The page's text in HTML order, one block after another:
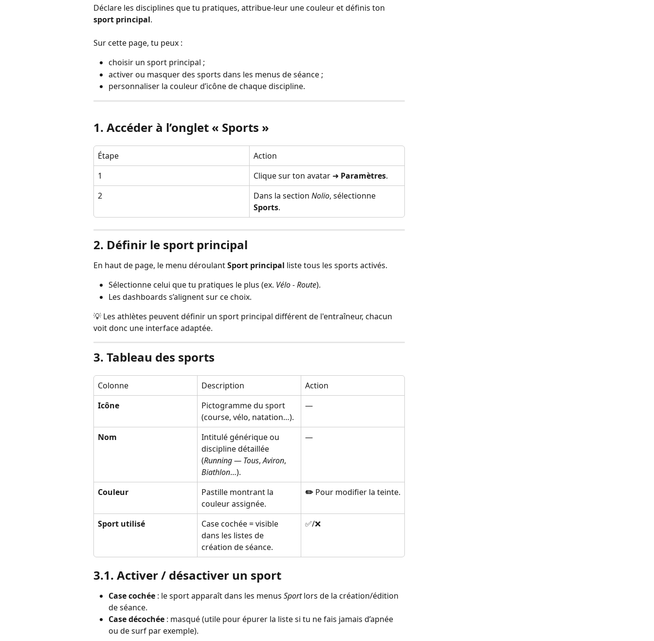
Déclare les disciplines que tu pratiques, attribue‑leur une couleur et définis ton
sport principal.
Sur cette page, tu peux :
choisir un sport principal ;
activer ou masquer des sports dans les menus de séance ;
personnaliser la couleur d’icône de chaque discipline.
1. Accéder à l’onglet « Sports »
Étape
Action
1
Clique sur ton avatar ➜ Paramètres.
2
Dans la section Nolio, sélectionne
Sports.
2. Définir le sport principal
En haut de page, le menu déroulant Sport principal liste tous les sports activés.
Sélectionne celui que tu pratiques le plus (ex. Vélo - Route).
Les dashboards s’alignent sur ce choix.
💡 Les athlètes peuvent définir un sport principal différent de l'entraîneur, chacun
voit donc une interface adaptée.
3. Tableau des sports
Colonne Description
Action
Icône
Pictogramme du sport
(course, vélo, natation…).
—
Nom
Intitulé générique ou
discipline détaillée
(Running — Tous, Aviron,
Biathlon…).
—
Couleur
Pastille montrant la
couleur assignée.
✏️ Pour modifier la teinte.
Sport utilisé
Case cochée = visible
dans les listes de
création de séance.
✅/❌
3.1. Activer / désactiver un sport
Case cochée : le sport apparaît dans les menus Sport lors de la création/édition
de séance.
Case décochée : masqué (utile pour épurer la liste si tu ne fais jamais d’apnée
ou de surf par exemple).